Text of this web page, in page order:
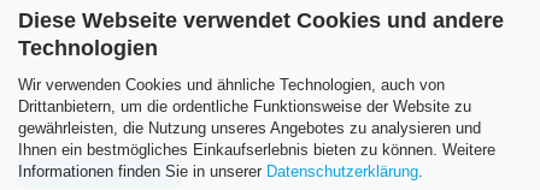
Diese Webseite verwendet Cookies und andere
Technologien
Wir verwenden Cookies und ähnliche Technologien, auch von
Drittanbietern, um die ordentliche Funktionsweise der Website zu
gewährleisten, die Nutzung unseres Angebotes zu analysieren und
Ihnen ein bestmögliches Einkaufserlebnis bieten zu können. Weitere
Informationen finden Sie in unserer Datenschutzerklärung.
Vertrag widerrufen